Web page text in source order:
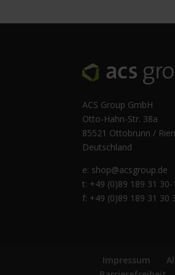
ACS Group GmbH
Otto-Hahn-Str. 38a
85521 Ottobrunn /
Deutschland
e: shop@acsgroup.de
t: +49 (0)89 189 31 30-
f: +49 (0)89 189 31 30
Impressum